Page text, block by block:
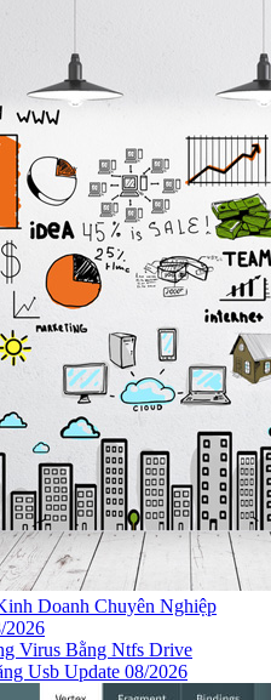
Doanh Chuyên Nghiệp
2026
Virus Bằng Ntfs Drive
Usb Update 08/2026